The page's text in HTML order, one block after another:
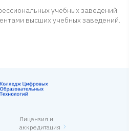
учебных заведений.
высших учебных заведений.
Лицензия и
аккредитация